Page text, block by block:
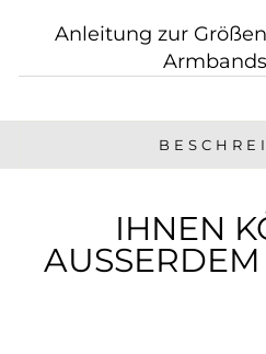
Anleitung zur
IHNEN